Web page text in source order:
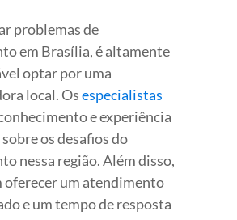
problemas de
em Brasília, é altamente
optar por uma
local. Osespecialistas
e experiência
os desafios do
nessa região. Além disso,
oferecer um atendimento
e um tempo de resposta